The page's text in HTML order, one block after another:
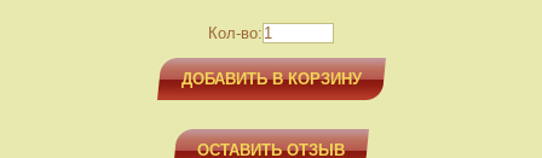
Кол-во:
ДОБАВИТЬ В КОРЗИНУ
ОСТАВИТЬ ОТЗЫВ